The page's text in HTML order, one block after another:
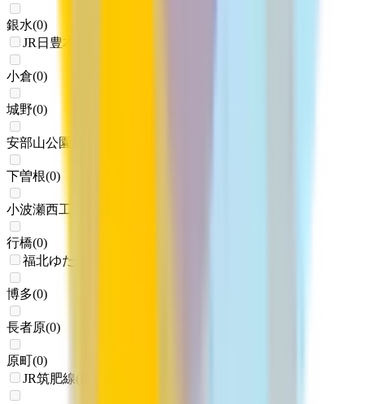
銀水(0)
JR日豊本線(門司港～佐伯)
小倉(0)
城野(0)
安部山公園
下曽根(0)
小波瀬西工大前
行橋(0)
福北ゆたか線
博多(0)
長者原(0)
原町(0)
JR筑肥線(姪浜～西唐津)